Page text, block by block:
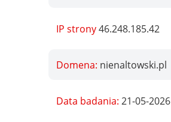
IP strony46.248.185.42
Domena: nienaltowski.pl
Data badania:21-05-2026